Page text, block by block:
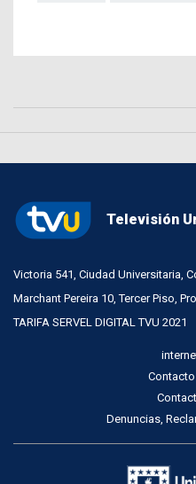
Televisión
Victoria 541, Ciudad Universitaria,
Marchant Pereira 10, Tercer Piso,
TARIFA SERVEL DIGITAL TVU 2021
Contacto
Denuncias,